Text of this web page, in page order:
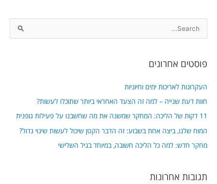
r
o
r
:
פוסטים אחרונים
העקרונות לאריכות ימים וחיוניות
חוות דעת שנייה – למה זה הצעד האחראי ביותר שתוכלו לעשות?
11 דקות של הליכה: המחקר שמשנה את מה שחשבנו על פעילות גופנית
המוח שלנו, ביצה אחת בשבוע: זה הדבר הקטן שיכול לעשות שינוי גדול?
מחקר חדש: למה כל הליכה חשובה, במיוחד בגיל השלישי
תגובות אחרונות